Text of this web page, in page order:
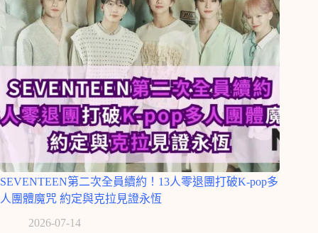
SEVENTEEN第二次全員續約！13人零退團打破K-pop多
人團體魔咒 約定與克拉見證永恆
2026-07-14